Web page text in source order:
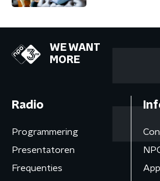
WE WANT
MORE
Radio
Programmering
Presentatoren
Frequenties